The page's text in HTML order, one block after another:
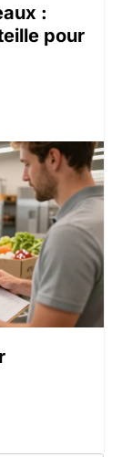
:
pour